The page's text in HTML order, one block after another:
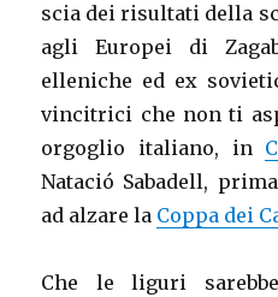
scia dei risultati della
agli Europei di
elleniche ed ex
vincitrici che non ti
orgoglio italiano, in
Natació Sabadell,
ad alzare la Coppa dei
Che le liguri